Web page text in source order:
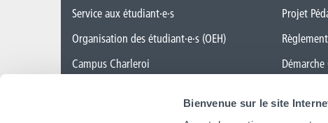
Bienvenue sur le site
Service aux étudiant·e·s
Organisation des étudiant·e·s (OEH)
Campus Charleroi
Projet